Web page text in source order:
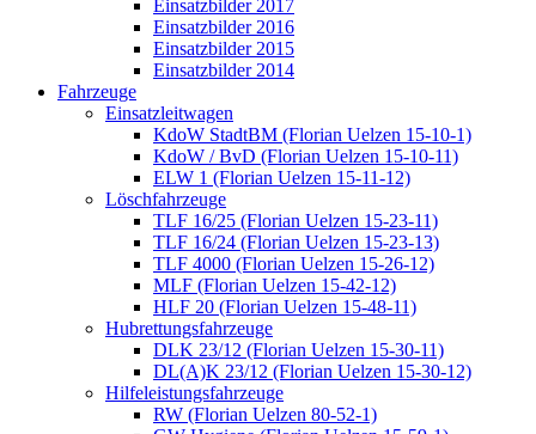
Einsatzbilder 2017
Einsatzbilder 2016
Einsatzbilder 2015
Einsatzbilder 2014
Fahrzeuge
Einsatzleitwagen
KdoW StadtBM (Florian Uelzen 15-10-1)
KdoW / BvD (Florian Uelzen 15-10-11)
ELW 1 (Florian Uelzen 15-11-12)
Löschfahrzeuge
TLF 16/25 (Florian Uelzen 15-23-11)
TLF 16/24 (Florian Uelzen 15-23-13)
TLF 4000 (Florian Uelzen 15-26-12)
MLF (Florian Uelzen 15-42-12)
HLF 20 (Florian Uelzen 15-48-11)
Hubrettungsfahrzeuge
DLK 23/12 (Florian Uelzen 15-30-11)
DL(A)K 23/12 (Florian Uelzen 15-30-12)
Hilfeleistungsfahrzeuge
RW (Florian Uelzen 80-52-1)